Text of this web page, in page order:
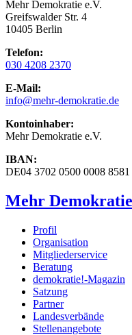
Mehr Demokratie e.V.
Greifswalder Str. 4
10405 Berlin
Telefon:
030 4208 2370
E-Mail:
info@mehr-demokratie.de
Kontoinhaber:
Mehr Demokratie e.V.
IBAN:
DE04 3702 0500 0008 8581
Mehr Demokratie
Profil
Organisation
Mitgliederservice
Beratung
demokratie!-Magazin
Satzung
Partner
Landesverbände
Stellenangebote